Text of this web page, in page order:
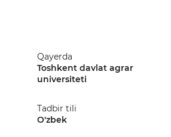
Qayerda
Toshkent davlat agrar
universiteti
Tadbir tili
O'zbek